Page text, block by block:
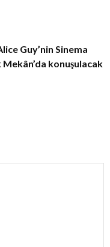
Guy’nin Sinema
konuşulacak